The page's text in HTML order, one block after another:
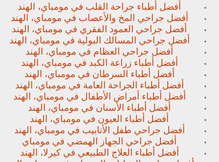
أفضل أطباء جراحة القلب في مومباي، الهند
أفضل جراحي المخ والأعصاب في مومباي، الهند
أفضل جراحي العمود الفقري في مومباي، الهند
أفضل جراحي المسالك البولية في مومباي، الهند
أفضل جراحي العظام في مومباي، الهند
أفضل أطباء زراعة الكبد في مومباي، الهند
أفضل أطباء السرطان في مومباي، الهند
أفضل أطباء الجراحة العامة في مومباي، الهند
أفضل أطباء أمراض الأطفال في مومباي، الهند
أفضل أطباء الأسنان في مومباي، الهند
أفضل أطباء العيون في مومباي، الهند
أفضل جراحي طفل الأنابيب في مومباي، الهند
أفضل جراحي الجهاز الهمضي في مومباي
أفضل أطباء العلاج الطبيعي في كيرلا، الهند